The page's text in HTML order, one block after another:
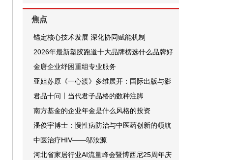
焦点
锚定核心技术发展 深化协同赋能机制
2026年最新塑胶跑道十大品牌榜选什么品牌好
金唐企业纾困重组专业服务
亚姐苏原《一心渡》多维展开：国际出版与影
君品十问丨当代君子品格的数种注脚
南方基金的企业年金是什么风格的投资
潘俊宇博士：慢性病防治与中医药创新的领航
中医治疗HIV——邬汝源
河北省家居行业AI流量峰会暨博西尼25周年庆